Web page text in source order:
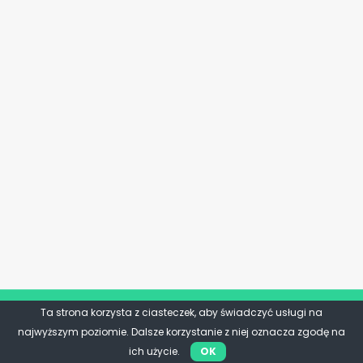
Ta strona korzysta z ciasteczek, aby świadczyć usługi na
najwyższym poziomie. Dalsze korzystanie z niej oznacza zgodę na
ich użycie.
OK